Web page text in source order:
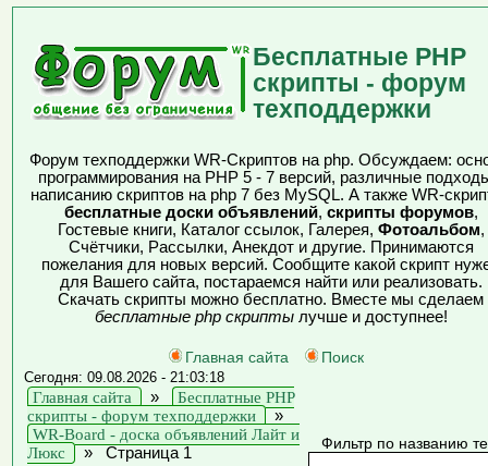
Бесплатные PHP
скрипты - форум
техподдержки
Форум техподдержки WR-Скриптов на php. Обсуждаем:
программирования на PHP 5 - 7 версий, различные
написанию скриптов на php 7 без MySQL. А также WR-
бесплатные доски объявлений, скрипты форумов,
Гостевые книги, Каталог ссылок, Галерея, Фотоальбом,
Счётчики, Рассылки, Анекдот и другие. Принимаются
пожелания для новых версий. Сообщите какой скрипт
для Вашего сайта, постараемся найти или реализовать.
Скачать скрипты можно бесплатно. Вместе мы сделаем
бесплатные php скриптылучше и доступнее!
Главная сайта Поиск
Сегодня: 09.08.2026 - 21:03:18
Главная сайта »
Бесплатные PHP
скрипты - форум техподдержки
»
WR-Board - доска объявлений Лайт и
Люкс
» Страница 1
Фильтр по названию